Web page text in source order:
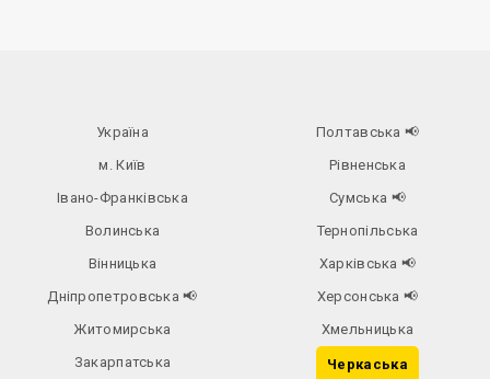
Україна
м. Київ
Івано-Франківська
Волинська
Вінницька
Дніпропетровська📢
Житомирська
Закарпатська
Полтавська 📢
Рівненська
Сумська 📢
Тернопільська
Харківська 📢
Херсонська 📢
Хмельницька
Черкаська